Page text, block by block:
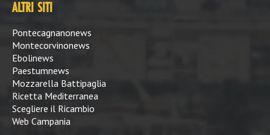
ALTRI SITI
Pontecagnanonews
Montecorvinonews
Ebolinews
Paestumnews
Mozzarella Battipaglia
Ricetta Mediterranea
Scegliere il Ricambio
Web Campania